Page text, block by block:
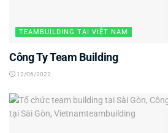
TEAMBUILDING TẠI VIỆT NAM
Công Ty Team Building
12/06/2022